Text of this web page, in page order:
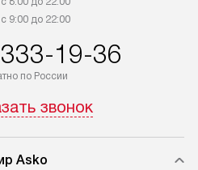
9:00 до 22:00
19-36
по России
звонок
Asko